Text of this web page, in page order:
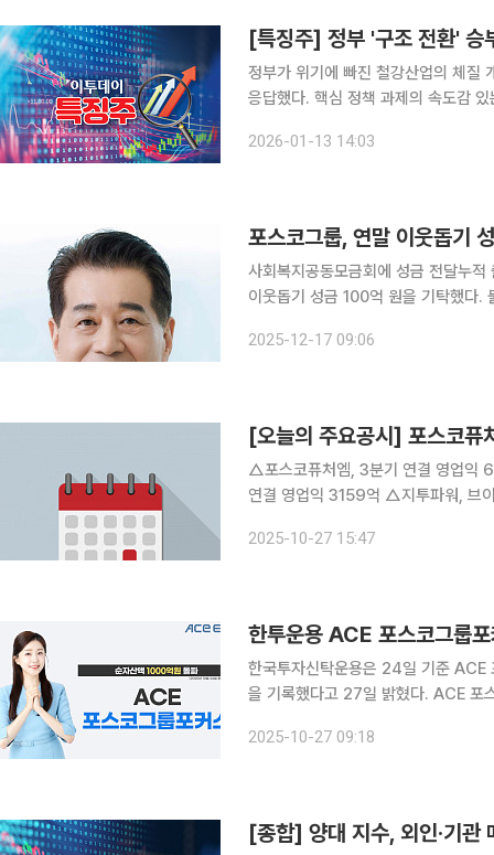
정부가 위기에 빠진 철강산업의 체질
응답했다. 핵심 정책 과제의 속도감
12.76% 뛰어오른 34만9000원에
2026-01-13 14:03
포스코그룹, 연말 이웃돕기
사회복지공동모금회에 성금 전달누적 출연금 2120억 원 포스코
이웃돕기 성금 100억 원을 기탁했다.
금 전달식에는 김병준 사회복지공동
2025-12-17 09:06
[오늘의 주요공시] 포스코퓨
△포스코퓨처엠, 3분기 연결 영업
연결 영업익 3159억 △지투파워, 브
모 기업용 SSD 컨트롤러 공급 △에스
2025-10-27 15:47
한투운용 ACE 포스코그룹
한국투자신탁운용은 24일 기준 ACE
을 기록했다고 27일 밝혔다. ACE 포스코그룹포커스 ETF는 2023년 10월 상장한 국내 최초 포스
코 그룹 6종목 외에는 포스코 그룹과
2025-10-27 09:18
[종합] 양대 지수, 외인·기